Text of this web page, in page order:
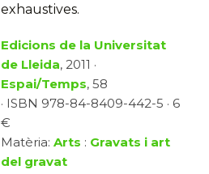
exhaustives.
Edicions de la Universitat
de Lleida, 2011 ·
Espai/Temps, 58
· ISBN 978-84-8409-442-5 · 6
€
Matèria:Arts : Gravats i art
del gravat